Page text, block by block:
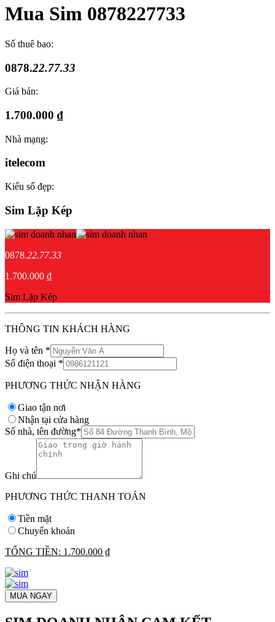
Mua Sim 0878227733
Số thuê bao:
0878.22.77.33
Giá bán:
1.700.000 ₫
Nhà mạng:
itelecom
Kiểu số đẹp:
Sim Lặp Kép
0878.22.77.33
1.700.000 ₫
Sim Lặp Kép
THÔNG TIN KHÁCH HÀNG
Họ và tên *
Số điện thoại *
PHƯƠNG THỨC NHẬN HÀNG
Giao tận nơi
Nhận tại cửa hàng
Số nhà, tên đường*
Ghi chú
PHƯƠNG THỨC THANH TOÁN
Tiền mặt
Chuyển khoản
TỔNG TIỀN: 1.700.000 ₫
MUA NGAY